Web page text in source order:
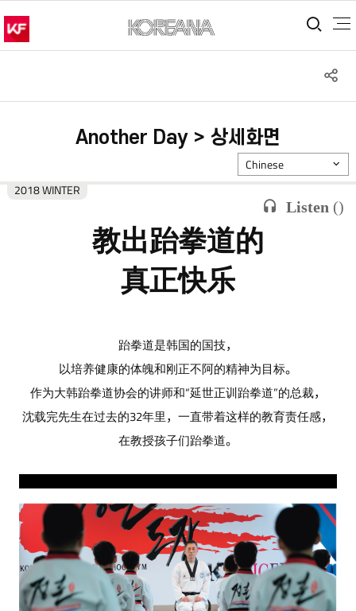
통
Another Day > 상세화면
Listen ()
2018 WINTER
Chinese
教出跆拳道的
真正快乐
跆拳道是韩国的国技，
以培养健康的体魄和刚正不阿的精神为目标。
作为大韩跆拳道协会的讲师和“延世正训跆拳道”的总裁，
沈载完先生在过去的32年里，一直带着这样的教育责任感，
在教授孩子们跆拳道。